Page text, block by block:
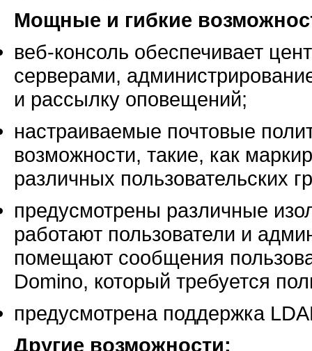
Мощные и гибкие
веб-консоль обеспечивает
серверами,
и рассылку оповещений;
настраиваемые почтовые
возможности, такие, как
различных пользовательских
предусмотрены различные
работают пользователи и
помещают сообщения
Domino, который требуется
предусмотрена поддержка
Другие возможности: